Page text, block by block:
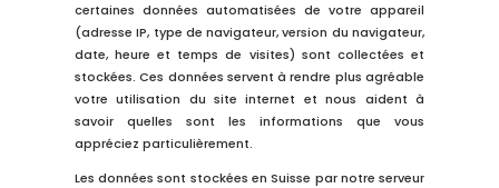
certaines données automatisées de votre appareil
(adresse IP, type de navigateur, version du navigateur,
date, heure et temps de visites) sont collectées et
stockées. Ces données servent à rendre plus agréable
votre utilisation du site internet et nous aident à
savoir quelles sont les informations que vous
appréciez particulièrement.
Les données sont stockées en Suisse par notre serveur